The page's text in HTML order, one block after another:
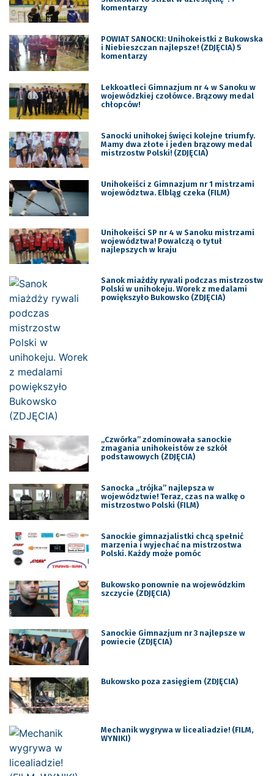
komentarzy
POWIAT SANOCKI: Unihokeistki z Bukowska
i Niebieszczan najlepsze! (ZDJĘCIA) 5
komentarzy
Lekkoatleci Gimnazjum nr 4 w Sanoku w
wojewódzkiej czołówce. Brązowy medal
chłopców!
Sanocki unihokej święci kolejne triumfy.
Mamy dwa złote i jeden brązowy medal
mistrzostw Polski! (ZDJĘCIA)
Unihokeiści z Gimnazjum nr 1 mistrzami
województwa. Elbląg czeka (FILM)
Unihokeiści SP nr 4 w Sanoku mistrzami
województwa! Powalczą o tytuł
najlepszych w kraju
Sanok miażdży rywali podczas mistrzostw
Polski w unihokeju. Worek z medalami
powiększyło Bukowsko (ZDJĘCIA)
„Czwórka” zdominowała sanockie
zmagania unihokeistów ze szkół
podstawowych (ZDJĘCIA)
Sanocka „trójka” najlepsza w
województwie! Teraz, czas na walkę o
mistrzostwo Polski (FILM)
Sanockie gimnazjalistki chcą spełnić
marzenia i wyjechać na mistrzostwa
Polski. Każdy może pomóc
Bukowsko ponownie na wojewódzkim
szczycie (ZDJĘCIA)
Sanockie Gimnazjum nr 3 najlepsze w
powiecie (ZDJĘCIA)
Bukowsko poza zasięgiem (ZDJĘCIA)
Mechanik wygrywa w licealiadzie! (FILM,
WYNIKI)